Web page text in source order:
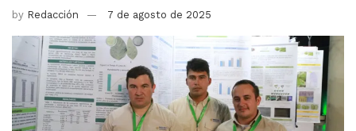
by Redacción 7 de agosto de 2025